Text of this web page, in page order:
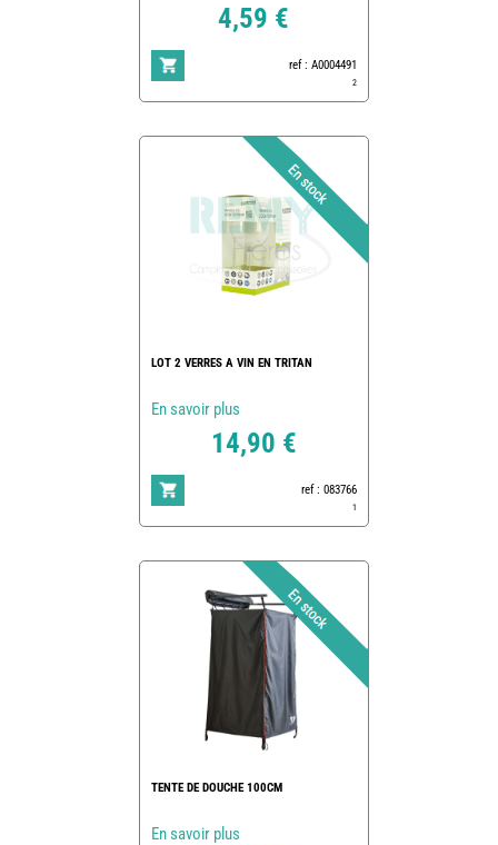
4,59 €
ref : A0004491
2
LOT 2 VERRES A VIN EN TRITAN
En savoir plus
14,90 €
ref : 083766
1
TENTE DE DOUCHE 100CM
En savoir plus